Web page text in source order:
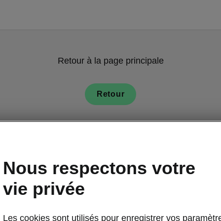
Retour à la page principale
Retour
Nous respectons votre
vie privée
Les cookies sont utilisés pour enregistrer vos